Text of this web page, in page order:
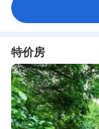
特价房